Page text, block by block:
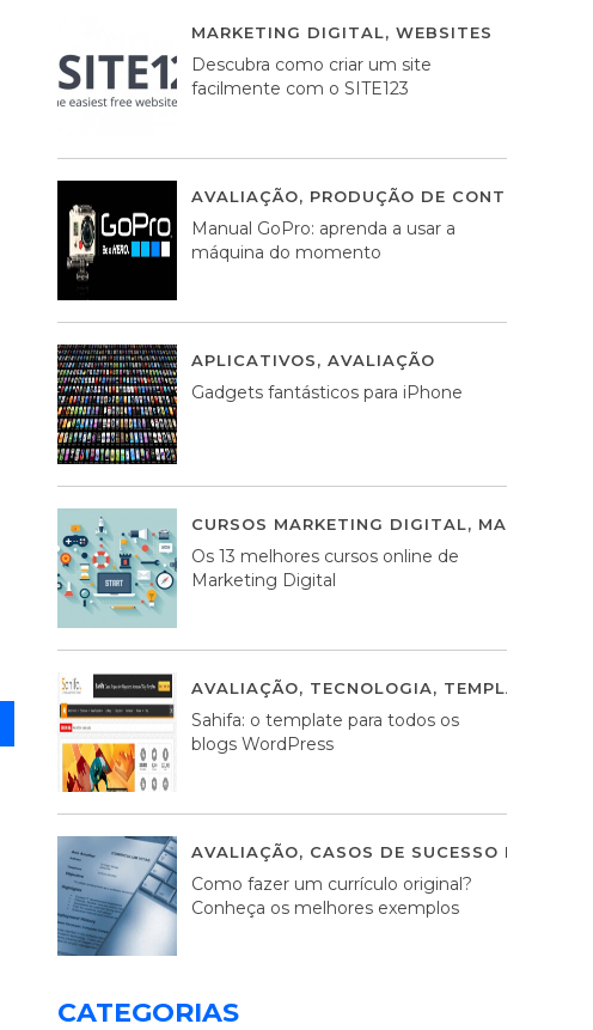
MARKETING DIGITAL, WEBSITES
Descubra como criar um site
facilmente com o SITE123
AVALIAÇÃO, PRODUÇÃO DE CONTEÚDOS
Manual GoPro: aprenda a usar a
máquina do momento
APLICATIVOS, AVALIAÇÃO
Gadgets fantásticos para iPhone
CURSOS MARKETING DIGITAL,
Os 13 melhores cursos online de
Marketing Digital
AVALIAÇÃO, TECNOLOGIA, TEMPLATES
Sahifa: o template para todos os
blogs WordPress
AVALIAÇÃO, CASOS DE SUCESSO DE
Como fazer um currículo original?
Conheça os melhores exemplos
CATEGORIAS